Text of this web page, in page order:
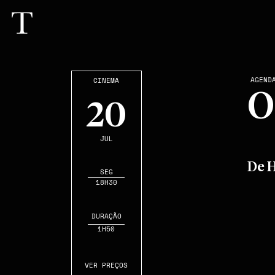
CINEMA
20
JUL
SEG
18H30
DURAÇÃO
1H50
VER PREÇOS
De